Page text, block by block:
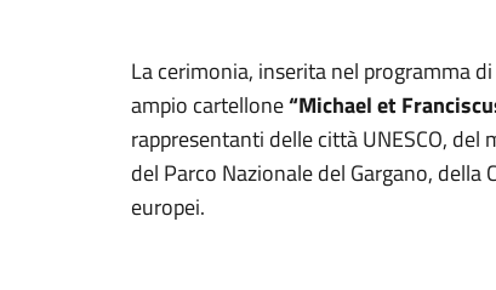
La cerimonia, inserita nel programma di
ampio cartellone“Michael et
rappresentanti delle città UNESCO,
del Parco Nazionale del Gargano,
europei.